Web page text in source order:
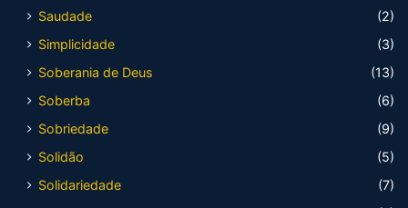
Saudade
(2)
Simplicidade
(3)
Soberania de Deus
(13)
Soberba
(6)
Sobriedade
(9)
Solidão
(5)
Solidariedade
(7)